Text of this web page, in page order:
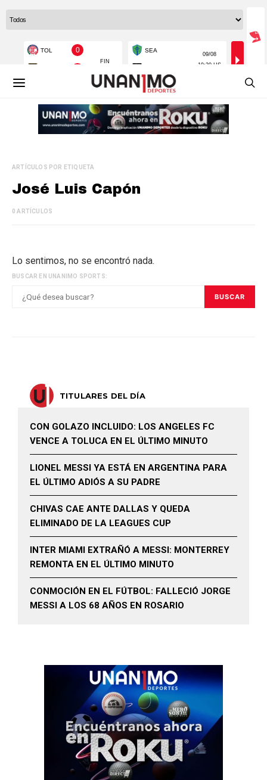
ARTÍCULOS POR ETIQUETA
José Luis Capón
0 ARTÍCULOS
Lo sentimos, no se encontró nada.
BUSCAR EN UNANIMO SPORTS:
BUSCAR
TITULARES DEL DÍA
CON GOLAZO INCLUIDO: LOS ANGELES FC
VENCE A TOLUCA EN EL ÚLTIMO MINUTO
LIONEL MESSI YA ESTÁ EN ARGENTINA PARA
EL ÚLTIMO ADIÓS A SU PADRE
CHIVAS CAE ANTE DALLAS Y QUEDA
ELIMINADO DE LA LEAGUES CUP
INTER MIAMI EXTRAÑÓ A MESSI: MONTERREY
REMONTA EN EL ÚLTIMO MINUTO
CONMOCIÓN EN EL FÚTBOL: FALLECIÓ JORGE
MESSI A LOS 68 AÑOS EN ROSARIO